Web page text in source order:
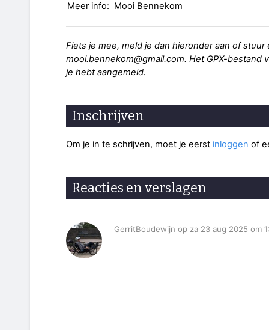
Meer info: Mooi Bennekom
Fiets je mee, meld je dan hieronder aan of stuur
mooi.bennekom@gmail.com. Het GPX-
je hebt aangemeld.
Inschrijven
Om je in te schrijven, moet je eerst inloggen of
Reacties en verslagen
GerritBoudewijn op za 23 aug 2025 om